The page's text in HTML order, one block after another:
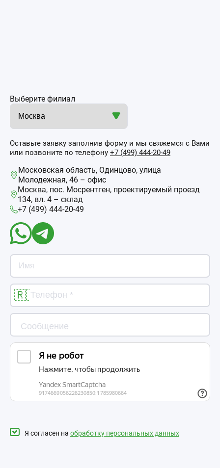
Выберите филиал
Оставьте заявку заполнив форму и мы свяжемся с Вами
или позвоните по телефону +7 (499) 444-20-49
Московская область, Одинцово, улица
Молодежная, 46 – офис
Москва, пос. Мосрентген, проектируемый проезд
134, вл. 4 – склад
+7 (499) 444-20-49
Я согласен на обработку персональных данных